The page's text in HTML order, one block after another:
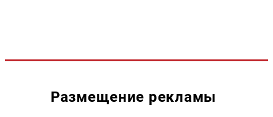
Размещение рекламы